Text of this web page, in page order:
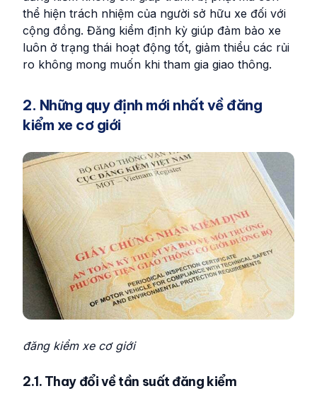
thể hiện trách nhiệm của người sở hữu xe đối với
cộng đồng. Đăng kiểm định kỳ giúp đảm bảo xe
luôn ở trạng thái hoạt động tốt, giảm thiểu các rủi
ro không mong muốn khi tham gia giao thông.
2. Những quy định mới nhất về đăng
kiểm xe cơ giới
đăng kiểm xe cơ giới
2.1. Thay đổi về tần suất đăng kiểm